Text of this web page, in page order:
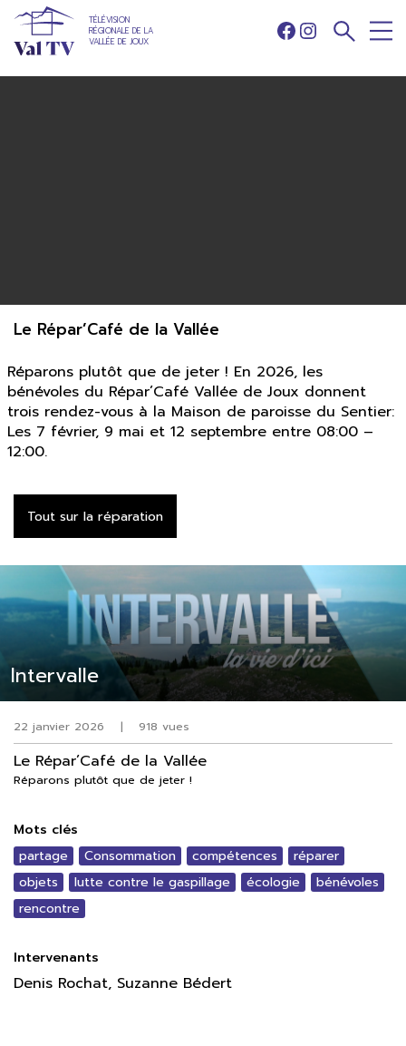
TÉLÉVISION
RÉGIONALE DE LA
VALLÉE DE JOUX
Facebook
Instagram
Intervalle
22 janvier 2026 | 918 vues
Le Répar’Café de la Vallée
Réparons plutôt que de jeter !
Mots clés
partage Consommation compétences
réparer
objets
lutte contre le gaspillage écologie
bénévoles
rencontre
Intervenants
Denis Rochat, Suzanne Bédert
Le Répar’Café de la Vallée
Réparons plutôt que de jeter ! En 2026, les
bénévoles du Répar’Café Vallée de Joux donnent
trois rendez-vous à la Maison de paroisse du Sentier:
Les 7 février, 9 mai et 12 septembre entre 08:00 –
12:00.
Tout sur la réparation